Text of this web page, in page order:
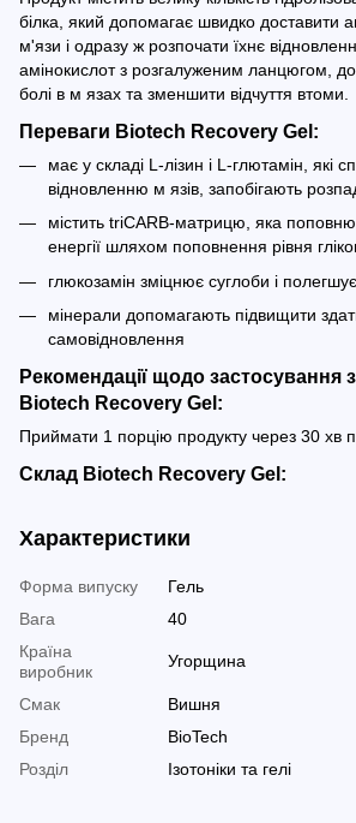
білка, який допомагає швидко доставити
м'язи і одразу ж розпочати їхнє
амінокислот з розгалуженим ланцюгом,
болі в м язах та зменшити відчуття втоми.
Переваги Biotech Recovery Gel:
має у складі L-лізин і L-глютамін, які
відновленню м язів, запобігають
містить triCARB-матрицю, яка
енергії шляхом поповнення рівня
глюкозамін зміцнює суглоби і
мінерали допомагають підвищити
самовідновлення
Рекомендації щодо застосування
Biotech Recovery Gel:
Приймати 1 порцію продукту через 30 хв
Склад Biotech Recovery Gel:
Характеристики
Форма випуску
Гель
Вага
40
Країна
виробник
Угорщина
Смак
Вишня
Бренд
BioTech
Розділ
Ізотоніки та гелі